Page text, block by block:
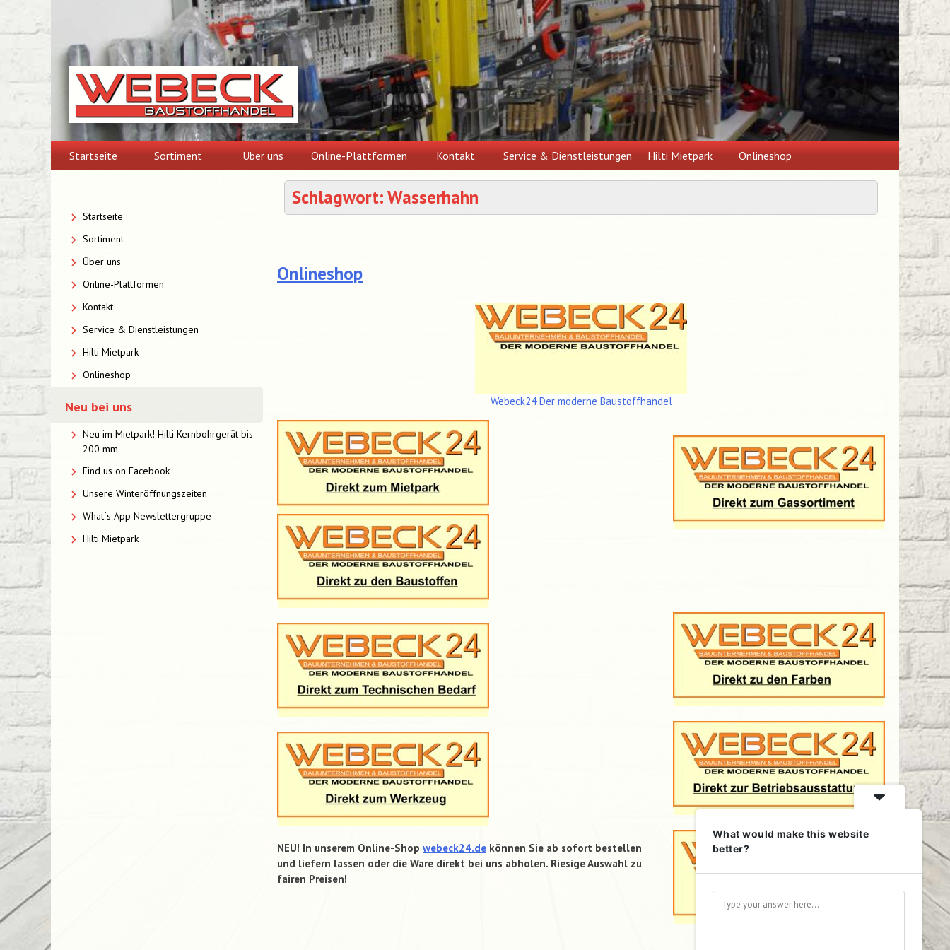
content
Startseite Sortiment Über uns Online-Plattformen Kontakt Service & Dienstleistungen Hilti Mietpark Onlineshop
Schlagwort:Wasserhahn
Onlineshop
Webeck24 Der moderne Baustoffhandel
NEU! In unserem Online-Shop webeck24.de können Sie ab sofort bestellen
und liefern lassen oder die Ware direkt bei uns abholen. Riesige Auswahl zu
fairen Preisen!
Startseite
Sortiment
Über uns
Online-Plattformen
Kontakt
Service & Dienstleistungen
Hilti Mietpark
Onlineshop
Neu bei uns
Neu im Mietpark! Hilti Kernbohrgerät bis
200 mm
Find us on Facebook
Unsere Winteröffnungszeiten
What´s App Newslettergruppe
Hilti Mietpark
What would make this website
better?